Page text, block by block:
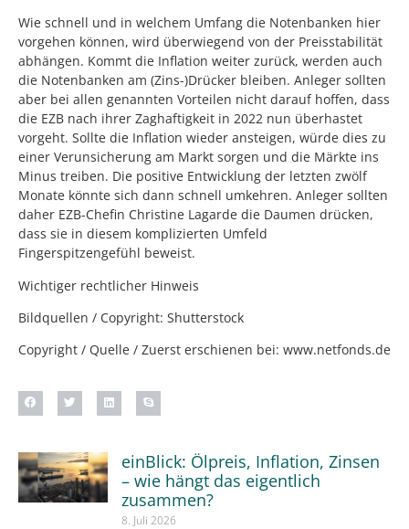
Wie schnell und in welchem Umfang die Notenbanken hier
vorgehen können, wird überwiegend von der Preisstabilität
abhängen. Kommt die Inflation weiter zurück, werden auch
die Notenbanken am (Zins-)Drücker bleiben. Anleger sollten
aber bei allen genannten Vorteilen nicht darauf hoffen, dass
die EZB nach ihrer Zaghaftigkeit in 2022 nun überhastet
vorgeht. Sollte die Inflation wieder ansteigen, würde dies zu
einer Verunsicherung am Markt sorgen und die Märkte ins
Minus treiben. Die positive Entwicklung der letzten zwölf
Monate könnte sich dann schnell umkehren. Anleger sollten
daher EZB-Chefin Christine Lagarde die Daumen drücken,
dass sie in diesem komplizierten Umfeld
Fingerspitzengefühl beweist.
Wichtiger rechtlicher Hinweis
Bildquellen / Copyright: Shutterstock
Copyright / Quelle / Zuerst erschienen bei: www.netfonds.de
einBlick: Ölpreis, Inflation, Zinsen
– wie hängt das eigentlich
zusammen?
8. Juli 2026